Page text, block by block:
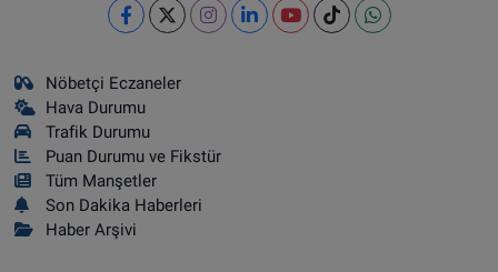
Nöbetçi Eczaneler
Hava Durumu
Trafik Durumu
Puan Durumu ve Fikstür
Tüm Manşetler
Son Dakika Haberleri
Haber Arşivi